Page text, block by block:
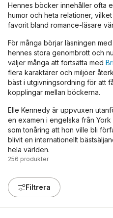
Hennes böcker innehåller ofta
humor och heta relationer,
favorit bland romance-läsare
För många börjar läsningen med
hennes stora genombrott och
väljer många att fortsätta med
flera karaktärer och miljöer
bäst i utgivningsordning för att
kopplingar mellan böckerna.
Elle Kennedy är uppvuxen
en examen i engelska från
som tonåring att hon ville bli
blivit en internationellt
hela världen.
256 produkter
Filtrera